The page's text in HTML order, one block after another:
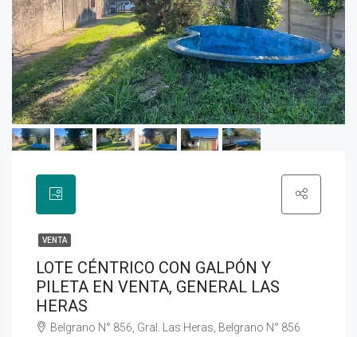
VENTA
LOTE CÉNTRICO CON GALPÓN Y
PILETA EN VENTA, GENERAL LAS
HERAS
Belgrano N° 856, Gral. Las Heras, Belgrano N° 856